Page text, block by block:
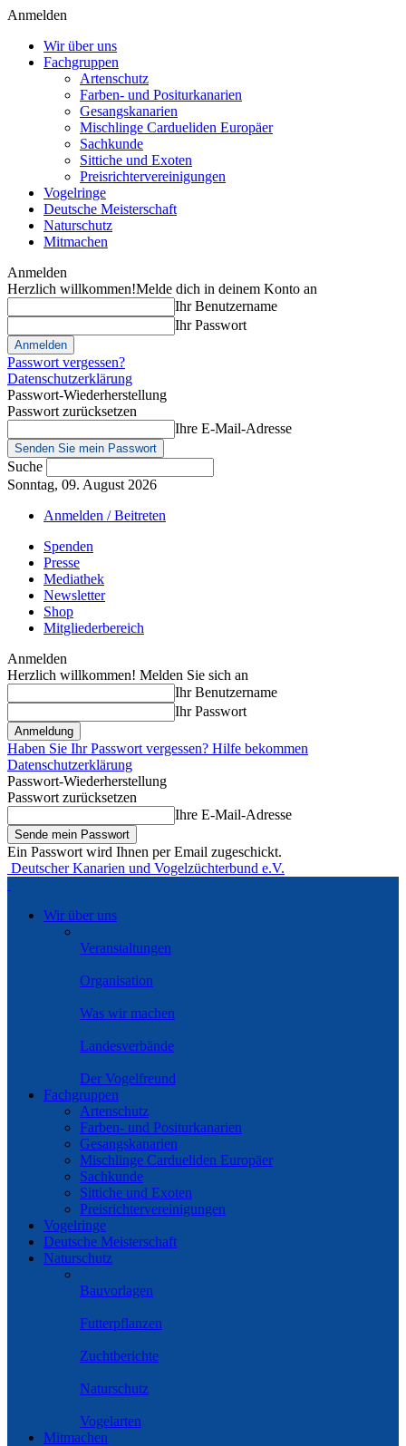
Anmelden
Wir über uns
Fachgruppen
Artenschutz
Farben- und Positurkanarien
Gesangskanarien
Mischlinge Cardueliden Europäer
Sachkunde
Sittiche und Exoten
Preisrichtervereinigungen
Vogelringe
Deutsche Meisterschaft
Naturschutz
Mitmachen
Anmelden
Herzlich willkommen!Melde dich in deinem Konto an
Ihr Benutzername
Ihr Passwort
Passwort vergessen?
Datenschutzerklärung
Passwort-Wiederherstellung
Passwort zurücksetzen
Ihre E-Mail-Adresse
Suche
Sonntag, 09. August 2026
Anmelden / Beitreten
Spenden
Presse
Mediathek
Newsletter
Shop
Mitgliederbereich
Anmelden
Herzlich willkommen! Melden Sie sich an
Ihr Benutzername
Ihr Passwort
Haben Sie Ihr Passwort vergessen? Hilfe bekommen
Datenschutzerklärung
Passwort-Wiederherstellung
Passwort zurücksetzen
Ihre E-Mail-Adresse
Ein Passwort wird Ihnen per Email zugeschickt.
Deutscher Kanarien und Vogelzüchterbund e.V.
Wir über uns
Veranstaltungen
Organisation
Was wir machen
Landesverbände
Der Vogelfreund
Fachgruppen
Artenschutz
Farben- und Positurkanarien
Gesangskanarien
Mischlinge Cardueliden Europäer
Sachkunde
Sittiche und Exoten
Preisrichtervereinigungen
Vogelringe
Deutsche Meisterschaft
Naturschutz
Bauvorlagen
Futterpflanzen
Zuchtberichte
Naturschutz
Vogelarten
Mitmachen